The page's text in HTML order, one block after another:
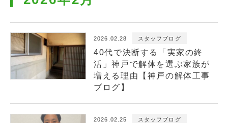
2026.02.28 スタッフブログ
40代で決断する「実家の終
活」神戸で解体を選ぶ家族が
増える理由【神戸の解体工事
ブログ】
2026.02.25 スタッフブログ